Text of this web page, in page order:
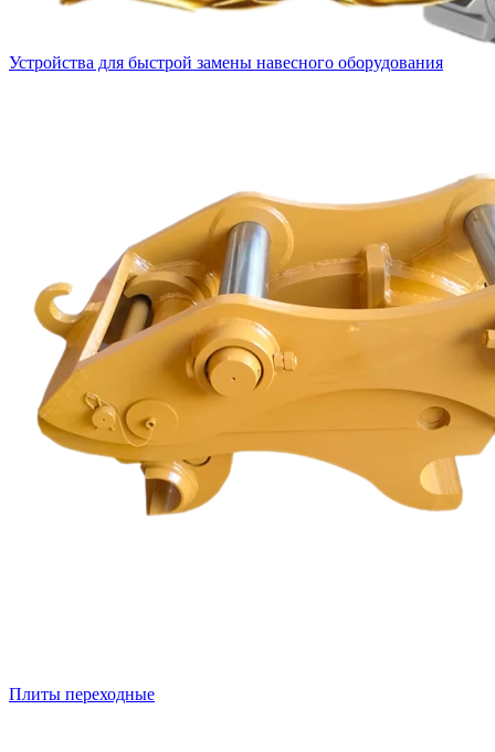
Устройства для быстрой замены навесного оборудования
Плиты переходные